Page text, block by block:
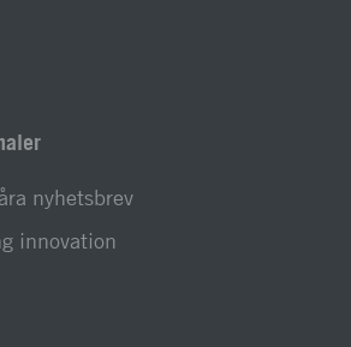
nyhetsbrev
innovation